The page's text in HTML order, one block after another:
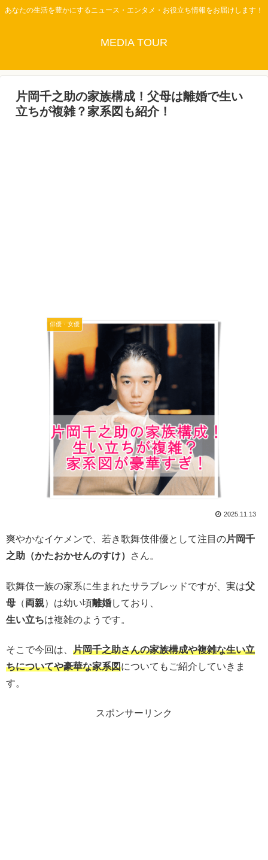
あなたの生活を豊かにするニュース・エンタメ・お役立ち情報をお届けします！
MEDIA TOUR
片岡千之助の家族構成！父母は離婚で生い
立ちが複雑？家系図も紹介！
俳優・女優
2025.11.13
爽やかなイケメンで、若き歌舞伎俳優として注目の片岡千
之助（かたおかせんのすけ）
さん。
歌舞伎一族の家系に生まれたサラブレッドですが、実は父
母 （両親）は幼い頃離婚しており、
生い立ちは複雑のようです。
そこで今回は、 片岡千之助さんの家族構成や複雑な生い立
ちについてや豪華な家系図についてもご紹介していきま
す。
スポンサーリンク